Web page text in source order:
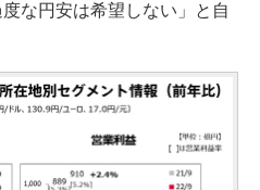
な円安は希望しない」と自